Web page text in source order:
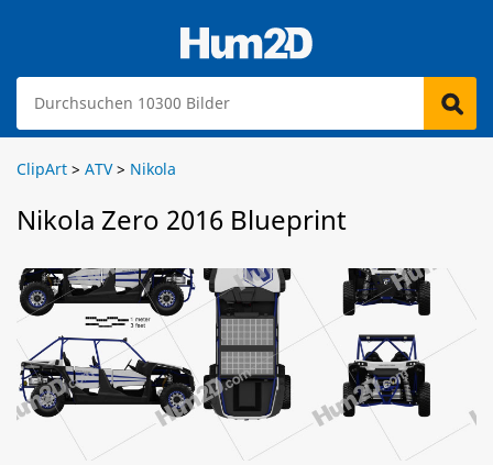
ClipArt > ATV> Nikola
Nikola Zero 2016 Blueprint